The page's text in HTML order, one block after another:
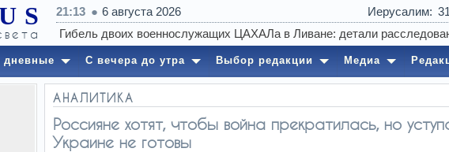
21:13 6 августа 2026 Иерусалим 31
дневные С вечера до утра Выбор редакции Медиа
АНАЛИТИКА
Россияне хотят, чтобы война прекратилась, но
Украине не готовы